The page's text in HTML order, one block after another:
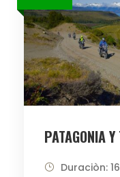
PATAGONIA
Duraciòn: